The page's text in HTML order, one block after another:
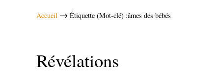
Accueil → Étiquette (Mot-clé) :âmes des bébés
Révélations